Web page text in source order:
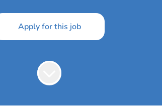
Apply for this job